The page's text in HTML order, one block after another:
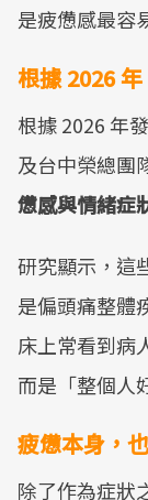
是疲憊感最容
根據 2026
根據 2026 年
及台中榮總團
憊感與情緒症
研究顯示，這
是偏頭痛整體
床上常看到病
而是「整個人
疲憊本身，
除了作為症狀